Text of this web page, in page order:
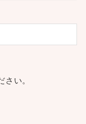
い。